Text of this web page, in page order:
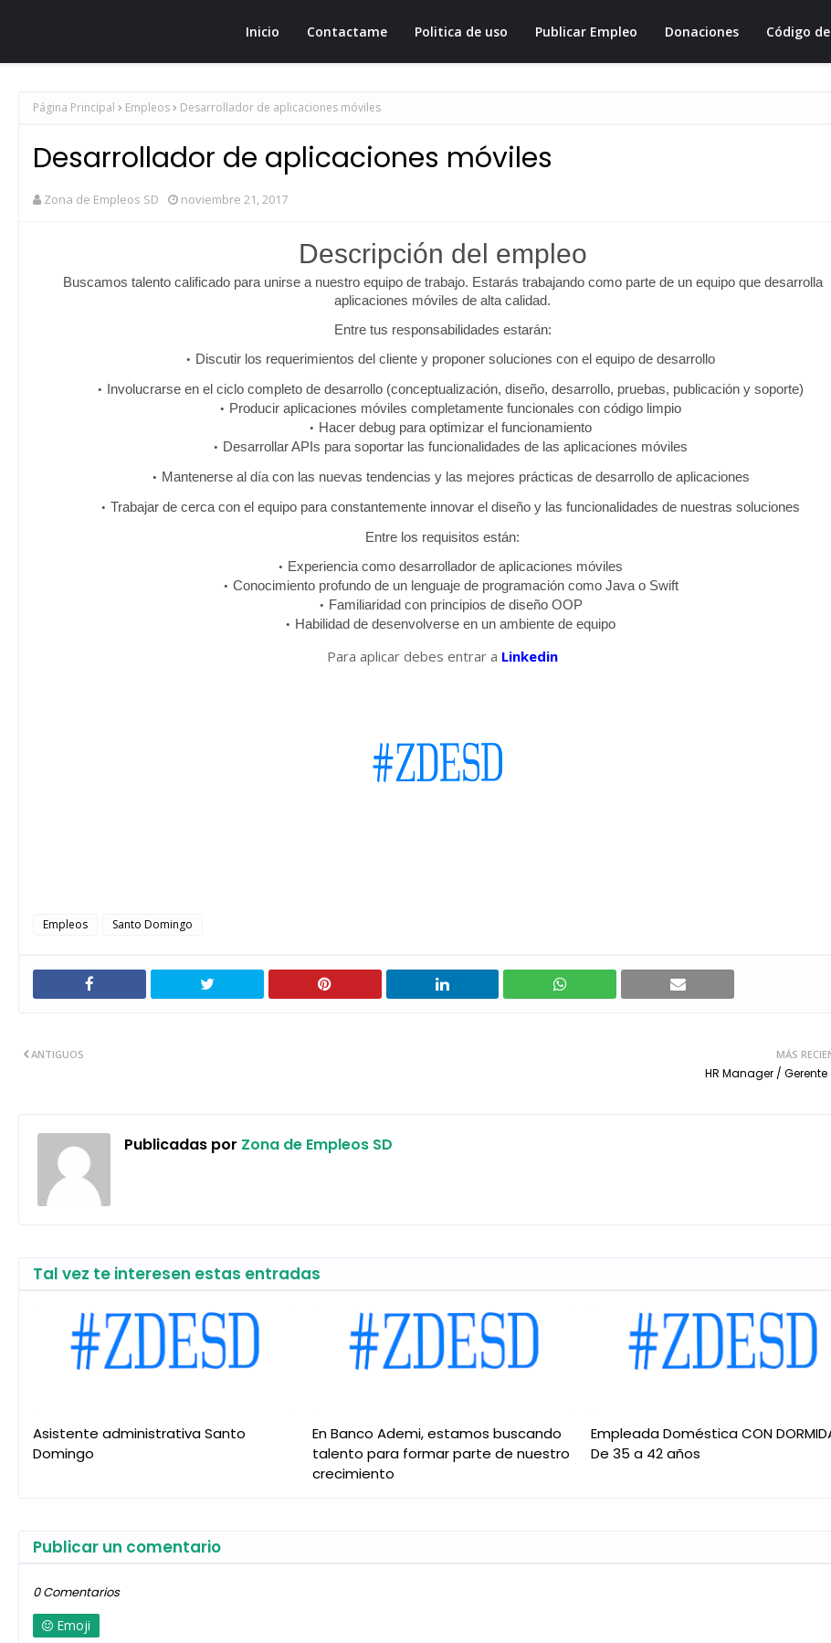
Inicio Contactame Politica de uso Publicar Empleo Donaciones Código
Página Principal Empleos Desarrollador de aplicaciones móviles
Desarrollador de aplicaciones móviles
Zona de Empleos SD noviembre 21, 2017
Descripción del empleo
Buscamos talento calificado para unirse a nuestro equipo de trabajo. Estarás trabajando como parte de un equipo que desarrolla
aplicaciones móviles de alta calidad.
Entre tus responsabilidades estarán:
Discutir los requerimientos del cliente y proponer soluciones con el equipo de desarrollo
Involucrarse en el ciclo completo de desarrollo (conceptualización, diseño, desarrollo, pruebas, publicación y soporte)
Producir aplicaciones móviles completamente funcionales con código limpio
Hacer debug para optimizar el funcionamiento
Desarrollar APIs para soportar las funcionalidades de las aplicaciones móviles
Mantenerse al día con las nuevas tendencias y las mejores prácticas de desarrollo de aplicaciones
Trabajar de cerca con el equipo para constantemente innovar el diseño y las funcionalidades de nuestras soluciones
Entre los requisitos están:
Experiencia como desarrollador de aplicaciones móviles
Conocimiento profundo de un lenguaje de programación como Java o Swift
Familiaridad con principios de diseño OOP
Habilidad de desenvolverse en un ambiente de equipo
Para aplicar debes entrar a Linkedin
Empleos Santo Domingo
MÁS
HR Manager / Gerente
ANTIGUOS
Publicadas por Zona de Empleos SD
Tal vez te interesen estas entradas
Asistente administrativa Santo
Domingo
En Banco Ademi, estamos buscando
talento para formar parte de nuestro
crecimiento
Empleada Doméstica CON
De 35 a 42 años
Publicar un comentario
0 Comentarios
Emoji